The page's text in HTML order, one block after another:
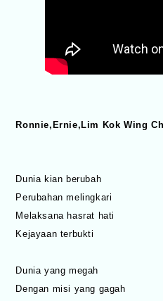
Ronnie,Ernie,Lim Kok Wing
Dunia kian berubah
Perubahan melingkari
Melaksana hasrat hati
Kejayaan terbukti
Dunia yang megah
Dengan misi yang gagah